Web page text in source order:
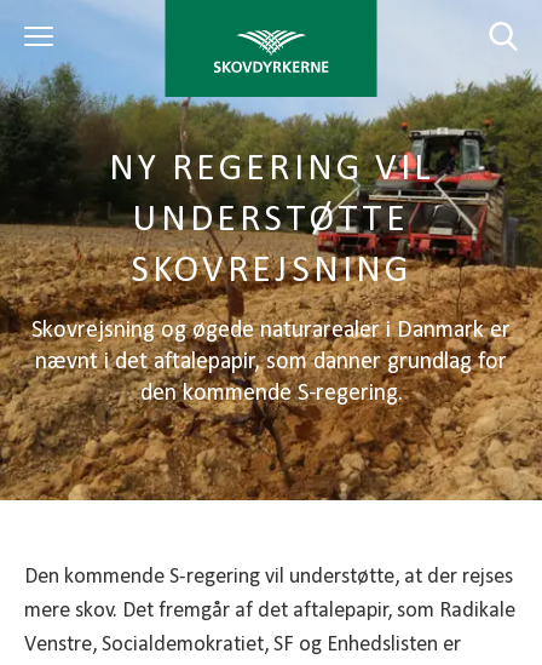
NY REGERING VIL
UNDERSTØTTE
SKOVREJSNING
Skovrejsning og øgede naturarealer i Danmark er
nævnt i det aftalepapir, som danner grundlag for
den kommende S-regering.
Den kommende S-regering vil understøtte, at der rejses
mere skov. Det fremgår af det aftalepapir, som Radikale
Venstre, Socialdemokratiet, SF og Enhedslisten er